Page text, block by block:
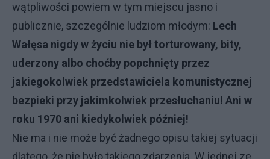
wątpliwości powiem w tym miejscu jasno i
publicznie, szczególnie ludziom młodym: Lech
Wałęsa nigdy w życiu nie był torturowany, bity,
uderzony albo choćby popchnięty przez
jakiegokolwiek przedstawiciela komunistycznej
bezpieki przy jakimkolwiek przesłuchaniu! Ani w
roku 1970 ani kiedykolwiek później!
Nie ma i nie może być żadnego opisu takiej sytuacji
dlatego, że nie było takiego zdarzenia. W jednej ze